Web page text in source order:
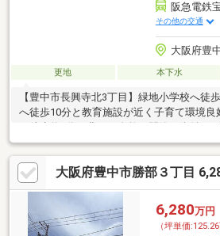
阪急電鉄
その他の交通
大阪府豊
更地 本下水
【豊中市長興寺北3丁目】緑地小学校へ徒
へ徒歩10分と教育施設が近く子育て環境良
況更地です。
大阪府豊中市勝部３丁目
6,280万円
（坪単価:125.26